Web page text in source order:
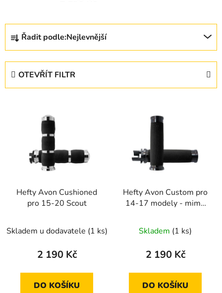
Ř
z
Řadit podle:Nejlevnější
OTEVŘÍT FILTR
k
Hefty Avon Cushioned
pro 15-20 Scout
Skladem u dodavatele (1 ks)
2 190 Kč
DO KOŠÍKU
Hefty Avon Custom pro
14-17 modely - mimo
Skladem (1 ks)
2 190 Kč
DO KOŠÍKU